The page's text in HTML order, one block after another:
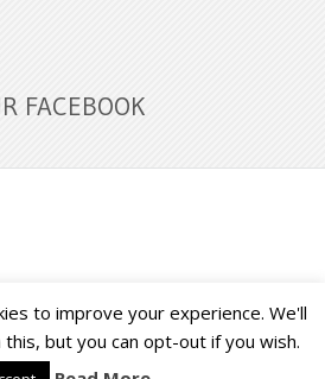
FACEBOOK
Back to Top ↑
to improve your experience. We'll
but you can opt-out if you wish.